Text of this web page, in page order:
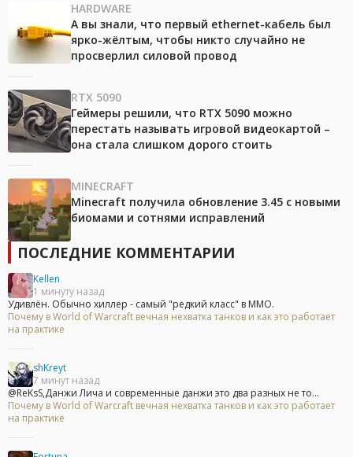
HARDWARE
А вы знали, что первый ethernet-кабель был
ярко-жёлтым, чтобы никто случайно не
просверлил силовой провод
RTX 5090
Геймеры решили, что RTX 5090 можно
перестать называть игровой видеокартой –
она стала слишком дорого стоить
MINECRAFT
Minecraft получила обновление 3.45 с новыми
биомами и сотнями исправлений
ПОСЛЕДНИЕ КОММЕНТАРИИ
Kellen
1 минуту назад
Удивлён. Обычно хиллер - самый "редкий класс" в ММО.
Почему в World of Warcraft вечная нехватка танков и как это работает
на практике
shKreyt
7 минут назад
@ReKsS,Данжи Лича и современные данжи это два разных не то...
Почему в World of Warcraft вечная нехватка танков и как это работает
на практике